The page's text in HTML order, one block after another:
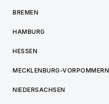
BREMEN
HAMBURG
HESSEN
MECKLENBURG-VORPOMMERN
NIEDERSACHSEN